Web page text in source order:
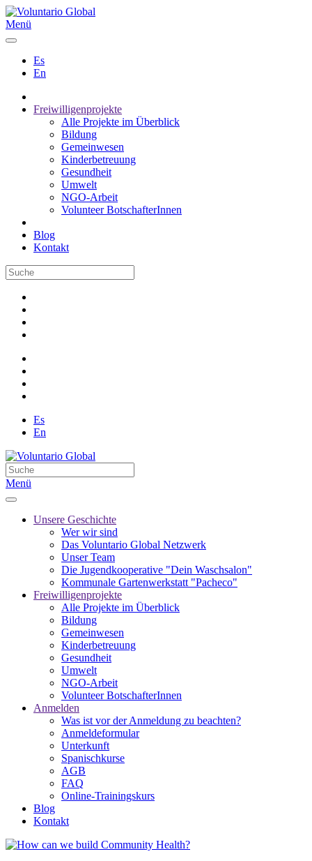
Menü
Es
En
Freiwilligenprojekte
Alle Projekte im Überblick
Bildung
Gemeinwesen
Kinderbetreuung
Gesundheit
Umwelt
NGO-Arbeit
Volunteer BotschafterInnen
Blog
Kontakt
Es
En
Menü
Unsere Geschichte
Wer wir sind
Das Voluntario Global Netzwerk
Unser Team
Die Jugendkooperative "Dein Waschsalon"
Kommunale Gartenwerkstatt "Pacheco"
Freiwilligenprojekte
Alle Projekte im Überblick
Bildung
Gemeinwesen
Kinderbetreuung
Gesundheit
Umwelt
NGO-Arbeit
Volunteer BotschafterInnen
Anmelden
Was ist vor der Anmeldung zu beachten?
Anmeldeformular
Unterkunft
Spanischkurse
AGB
FAQ
Online-Trainingskurs
Blog
Kontakt